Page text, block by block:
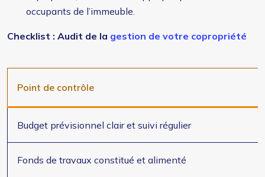
occupants de l’immeuble.
Checklist : Audit de la gestion de votre copropriété
Point de contrôle
Budget prévisionnel clair et suivi régulier
Fonds de travaux constitué et alimenté